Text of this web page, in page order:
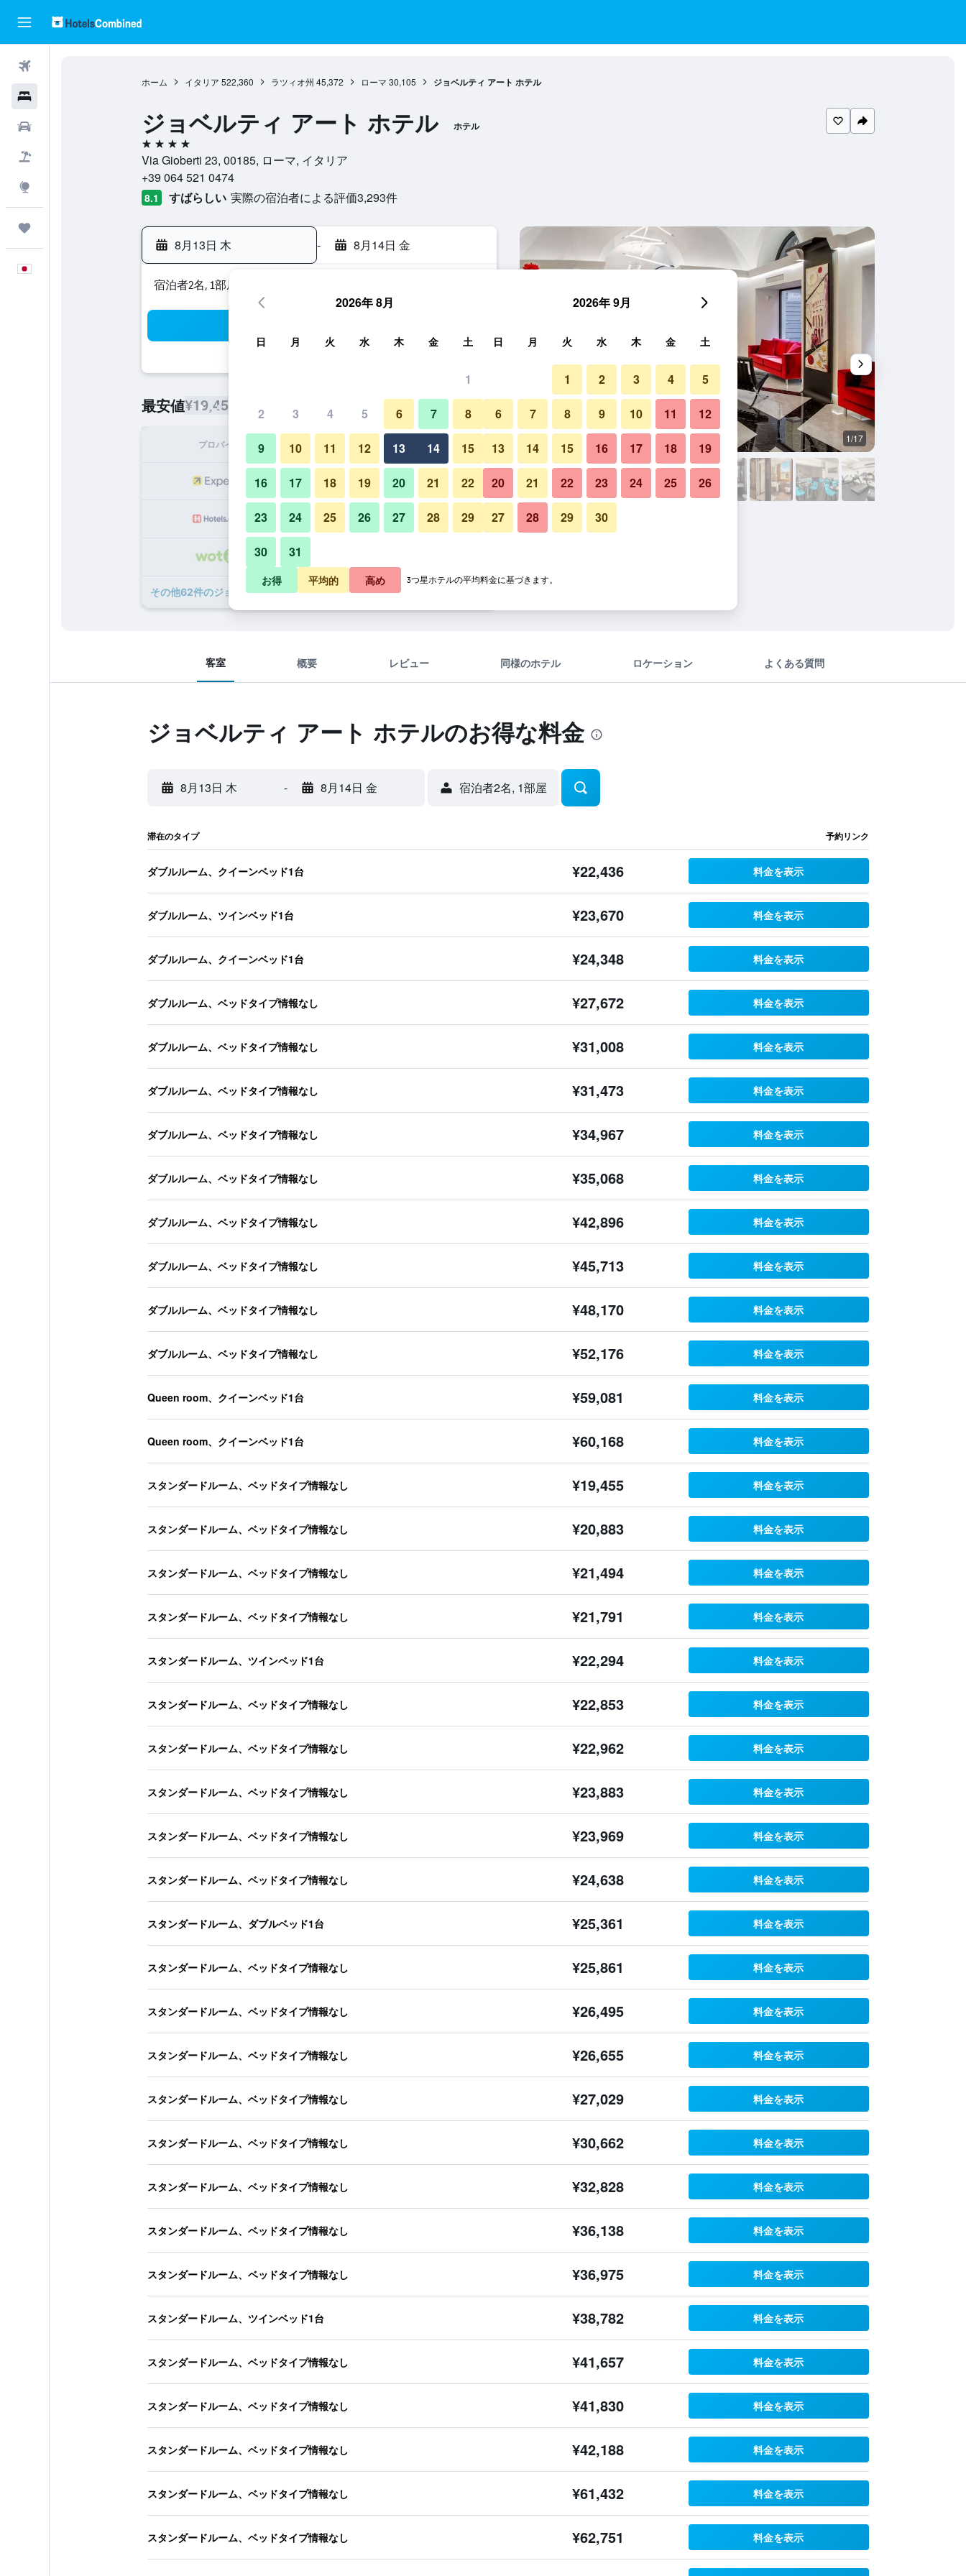
ホーム イタリア 522,360 ラツィオ州 45,372 ローマ 30,105 ジョベルティ アート ホテル
ジョベルティ アート ホテル ホテル
4つ星
Via Gioberti 23, 00185, ローマ, イタリア
+39 064 521 0474
8.1 すばらしい 実際の宿泊者による評価3,293​件
8月13日 木 - 8月14日 金
宿泊者2名, 1​部屋
最安値¥19,455 1泊あたりの宿泊料金の最安値
プロバイダ 1泊あたり合計
¥19,455 プランを見る
¥20,883 プランを見る
​その他62​件のジョベルティ アート ホテルのオファー
ロビー 1/17
ジョベルティ アート ホテルの写真
客室 概要 レビュー 同様のホテル ロケーション よくある質問
ジョベルティ アート ホテルのお得な料金
8月13日 木 - 8月14日 金 宿泊者2名, 1​部屋
滞在のタイプ 予約リンク
ダブルルーム、クイーンベッド1台 ¥22,436 料金を表示
ダブルルーム、ツインベッド1台 ¥23,670 料金を表示
ダブルルーム、クイーンベッド1台 ¥24,348 料金を表示
ダブルルーム、ベッドタイプ情報なし ¥27,672 料金を表示
ダブルルーム、ベッドタイプ情報なし ¥31,008 料金を表示
ダブルルーム、ベッドタイプ情報なし ¥31,473 料金を表示
ダブルルーム、ベッドタイプ情報なし ¥34,967 料金を表示
ダブルルーム、ベッドタイプ情報なし ¥35,068 料金を表示
ダブルルーム、ベッドタイプ情報なし ¥42,896 料金を表示
ダブルルーム、ベッドタイプ情報なし ¥45,713 料金を表示
ダブルルーム、ベッドタイプ情報なし ¥48,170 料金を表示
ダブルルーム、ベッドタイプ情報なし ¥52,176 料金を表示
Queen room、クイーンベッド1台 ¥59,081 料金を表示
Queen room、クイーンベッド1台 ¥60,168 料金を表示
スタンダードルーム、ベッドタイプ情報なし ¥19,455 料金を表示
スタンダードルーム、ベッドタイプ情報なし ¥20,883 料金を表示
スタンダードルーム、ベッドタイプ情報なし ¥21,494 料金を表示
スタンダードルーム、ベッドタイプ情報なし ¥21,791 料金を表示
スタンダードルーム、ツインベッド1台 ¥22,294 料金を表示
スタンダードルーム、ベッドタイプ情報なし ¥22,853 料金を表示
スタンダードルーム、ベッドタイプ情報なし ¥22,962 料金を表示
スタンダードルーム、ベッドタイプ情報なし ¥23,883 料金を表示
スタンダードルーム、ベッドタイプ情報なし ¥23,969 料金を表示
スタンダードルーム、ベッドタイプ情報なし ¥24,638 料金を表示
スタンダードルーム、ダブルベッド1台 ¥25,361 料金を表示
スタンダードルーム、ベッドタイプ情報なし ¥25,861 料金を表示
スタンダードルーム、ベッドタイプ情報なし ¥26,495 料金を表示
スタンダードルーム、ベッドタイプ情報なし ¥26,655 料金を表示
スタンダードルーム、ベッドタイプ情報なし ¥27,029 料金を表示
スタンダードルーム、ベッドタイプ情報なし ¥30,662 料金を表示
スタンダードルーム、ベッドタイプ情報なし ¥32,828 料金を表示
スタンダードルーム、ベッドタイプ情報なし ¥36,138 料金を表示
スタンダードルーム、ベッドタイプ情報なし ¥36,975 料金を表示
スタンダードルーム、ツインベッド1台 ¥38,782 料金を表示
スタンダードルーム、ベッドタイプ情報なし ¥41,657 料金を表示
スタンダードルーム、ベッドタイプ情報なし ¥41,830 料金を表示
スタンダードルーム、ベッドタイプ情報なし ¥42,188 料金を表示
スタンダードルーム、ベッドタイプ情報なし ¥61,432 料金を表示
スタンダードルーム、ベッドタイプ情報なし ¥62,751 料金を表示
2026年 8月
日 月 火 水 木 金 土
1
2 3 4 5 6 7 8
9 10 11 12 13 14 15
16 17 18 19 20 21 22
23 24 25 26 27 28 29
30 31
2026年 9月
日 月 火 水 木 金 土
1 2 3 4 5
6 7 8 9 10 11 12
13 14 15 16 17 18 19
20 21 22 23 24 25 26
27 28 29 30
お得 平均的 高め 3つ星ホテルの平均料金に基づきます。